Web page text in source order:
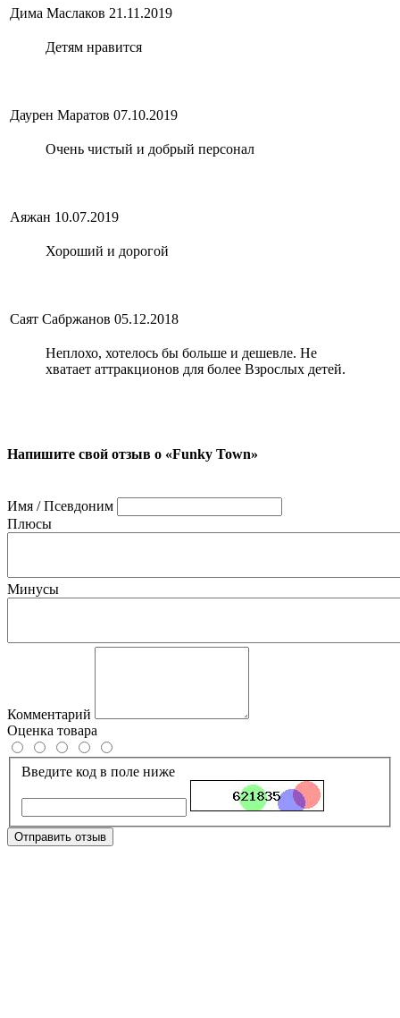
Дима Маслаков 21.11.2019
Детям нравится
Даурен Маратов 07.10.2019
Очень чистый и добрый персонал
Аяжан 10.07.2019
Хороший и дорогой
Саят Сабржанов 05.12.2018
Неплохо, хотелось бы больше и дешевле. Не
хватает аттракционов для более Взрослых детей.
Напишите свой отзыв о «Funky Town»
Имя / Псевдоним
Плюсы
Минусы
Комментарий
Оценка товара
Введите код в поле ниже
Отправить отзыв